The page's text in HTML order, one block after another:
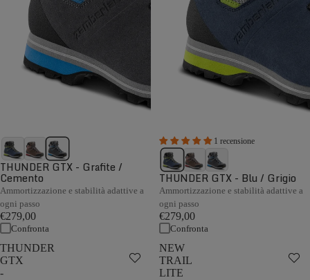
THUNDER GTX - Grafite /
Cemento
Ammortizzazione e stabilità adattive a
ogni passo
€279,00
Confronta
1 recensione
THUNDER GTX - Blu / Grigio
Ammortizzazione e stabilità adattive a
ogni passo
€279,00
Confronta
THUNDER
GTX
-
NEW
TRAIL
LITE